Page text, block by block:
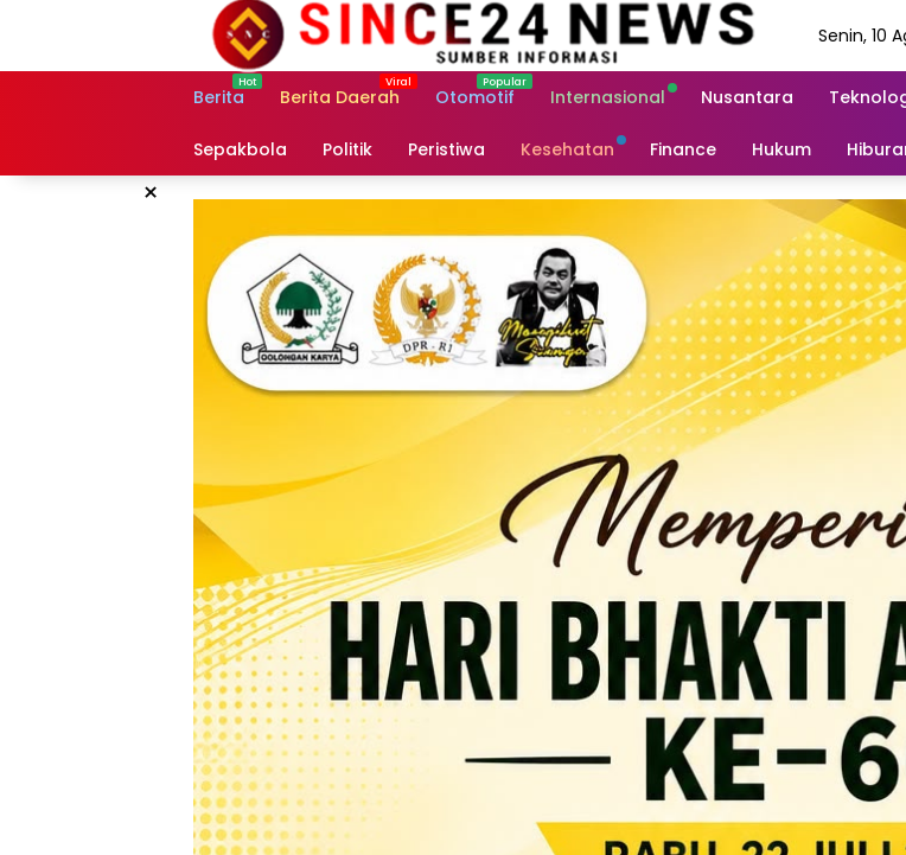
Senin, 10
Berita
Berita Daerah Otomotif Internasional Nusantara
Sepakbola Politik Peristiwa Kesehatan Finance Hukum
×